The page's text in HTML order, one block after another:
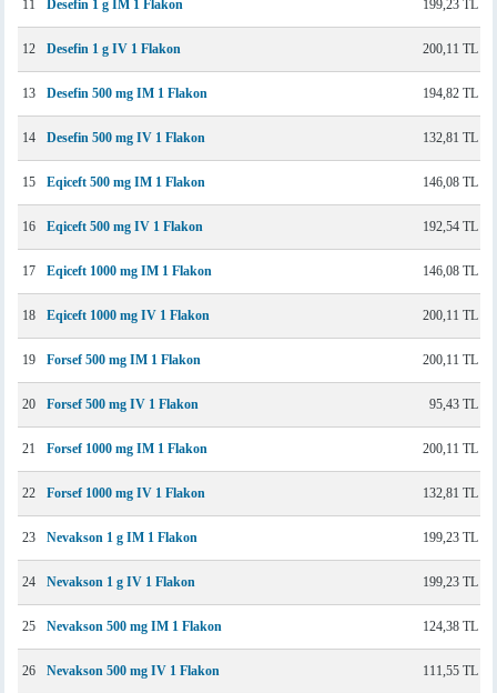
11 Desefin 1 g IM 1 Flakon 199,23 TL
12 Desefin 1 g IV 1 Flakon 200,11 TL
13 Desefin 500 mg IM 1 Flakon 194,82 TL
14 Desefin 500 mg IV 1 Flakon 132,81 TL
15 Eqiceft 500 mg IM 1 Flakon 146,08 TL
16 Eqiceft 500 mg IV 1 Flakon 192,54 TL
17 Eqiceft 1000 mg IM 1 Flakon 146,08 TL
18 Eqiceft 1000 mg IV 1 Flakon 200,11 TL
19 Forsef 500 mg IM 1 Flakon 200,11 TL
20 Forsef 500 mg IV 1 Flakon 95,43 TL
21 Forsef 1000 mg IM 1 Flakon 200,11 TL
22 Forsef 1000 mg IV 1 Flakon 132,81 TL
23 Nevakson 1 g IM 1 Flakon 199,23 TL
24 Nevakson 1 g IV 1 Flakon 199,23 TL
25 Nevakson 500 mg IM 1 Flakon 124,38 TL
26 Nevakson 500 mg IV 1 Flakon 111,55 TL